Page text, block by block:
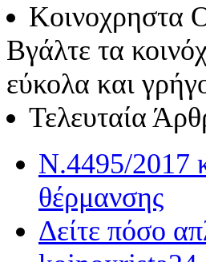
Κοινοχρηστα
Βγάλτε τα
εύκολα και
Τελευταία
Ν.4495/2017
θέρμανσης
Δείτε πόσο